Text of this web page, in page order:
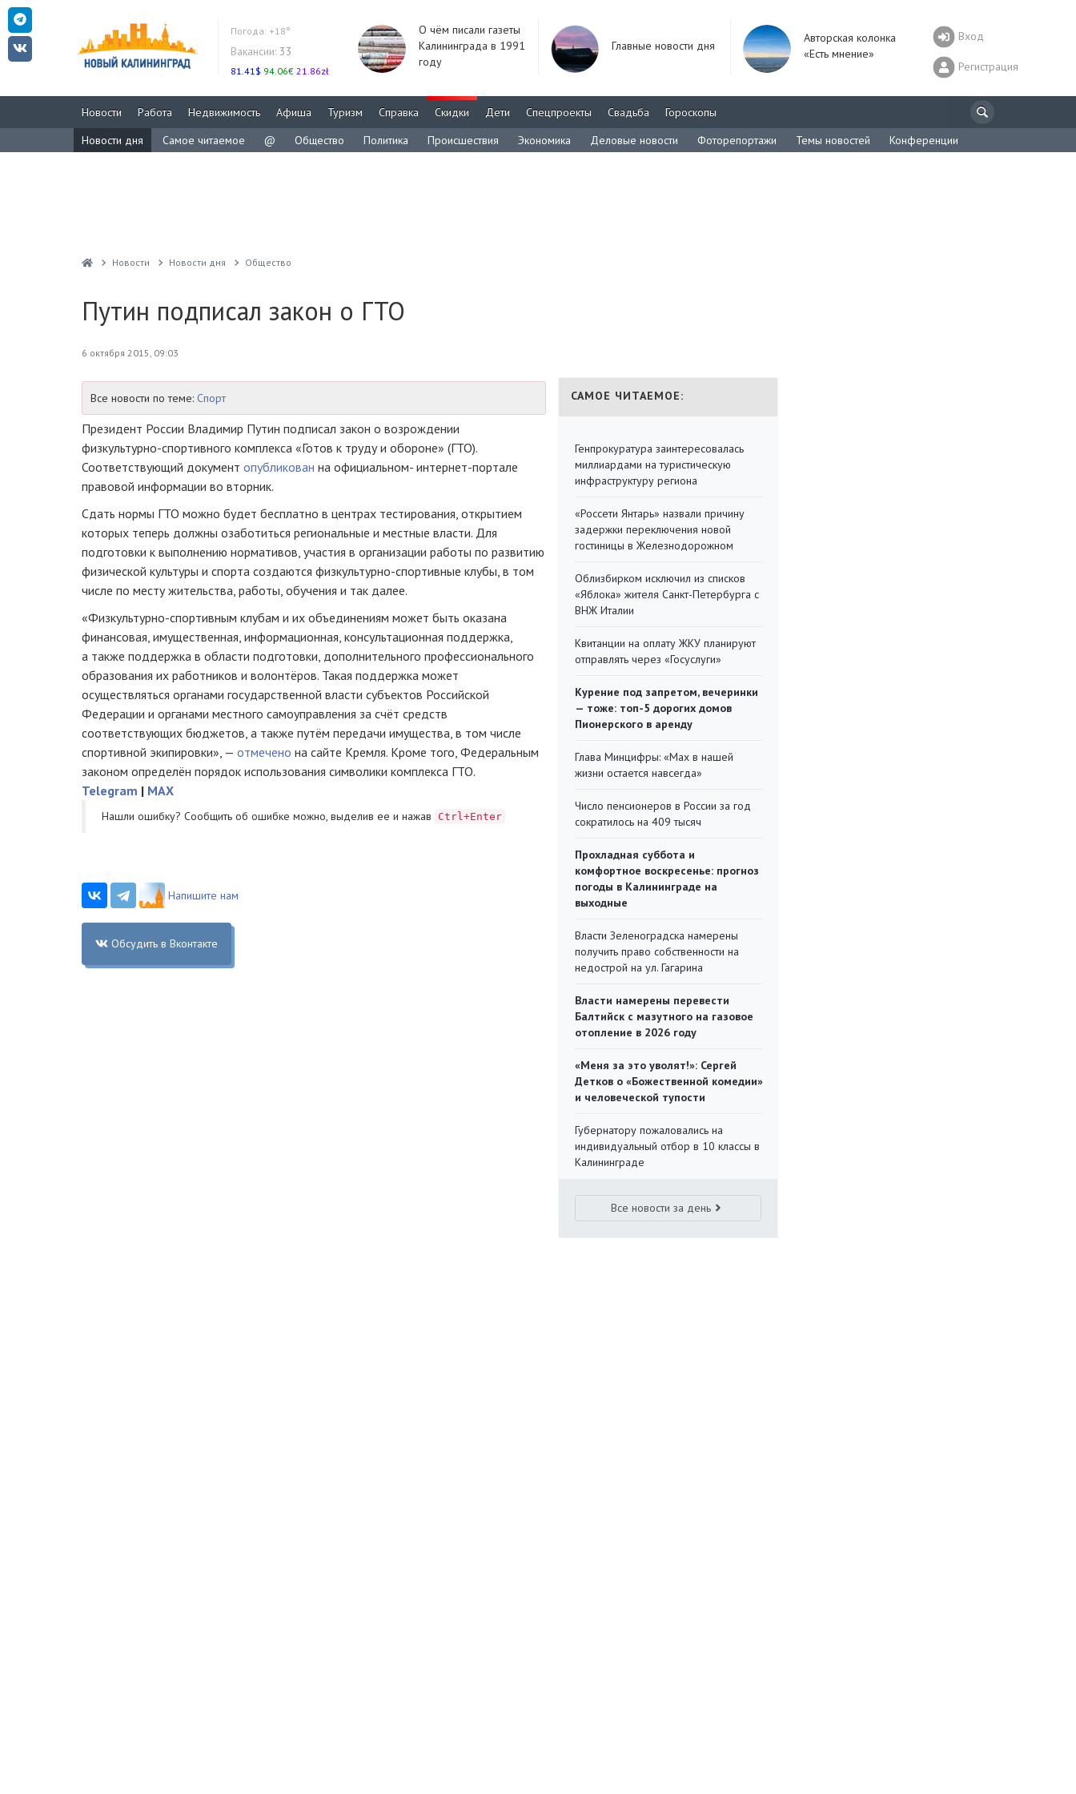
Погода: +18°
Вакансии: 33
81.41$ 94.06€ 21.86zł
О чём писали газеты
Калининграда в 1991
году
Главные новости дня
Авторская колонка
«Есть мнение»
Вход
Регистрация
Новости Работа Недвижимость Афиша Туризм Справка Скидки Дети Спецпроекты Свадьба
Гороскопы
Новости дня
Самое читаемое @ Общество Политика Происшествия Экономика Деловые новости Фоторепортажи Темы новостей Конференции
Новости Новости дня Общество
Путин подписал закон о ГТО
6 октября 2015, 09:03
Все новости по теме: Спорт
Президент России Владимир Путин подписал закон о возрождении
физкультурно-спортивного комплекса «Готов к труду и обороне» (ГТО).
Соответствующий документ опубликован на официальном- интернет-портале
правовой информации во вторник.
Сдать нормы ГТО можно будет бесплатно в центрах тестирования, открытием
которых теперь должны озаботиться региональные и местные власти. Для
подготовки к выполнению нормативов, участия в организации работы по развитию
физической культуры и спорта создаются физкультурно-спортивные клубы, в том
числе по месту жительства, работы, обучения и так далее.
«Физкультурно-спортивным клубам и их объединениям может быть оказана
финансовая, имущественная, информационная, консультационная поддержка,
а также поддержка в области подготовки, дополнительного профессионального
образования их работников и волонтёров. Такая поддержка может
осуществляться органами государственной власти субъектов Российской
Федерации и органами местного самоуправления за счёт средств
соответствующих бюджетов, а также путём передачи имущества, в том числе
спортивной экипировки», — отмечено на сайте Кремля. Кроме того, Федеральным
законом определён порядок использования символики комплекса ГТО.
Telegram | MAX
Нашли ошибку? Cообщить об ошибке можно, выделив ее и нажав Ctrl+Enter
Напишите нам
Обсудить в Вконтакте
САМОЕ ЧИТАЕМОЕ:
Генпрокуратура заинтересовалась
миллиардами на туристическую
инфраструктуру региона
«Россети Янтарь» назвали причину
задержки переключения новой
гостиницы в Железнодорожном
Облизбирком исключил из списков
«Яблока» жителя Санкт-Петербурга с
ВНЖ Италии
Квитанции на оплату ЖКУ планируют
отправлять через «Госуслуги»
Курение под запретом, вечеринки
— тоже: топ-5 дорогих домов
Пионерского в аренду
Глава Минцифры: «Мах в нашей
жизни остается навсегда»
Число пенсионеров в России за год
сократилось на 409 тысяч
Прохладная суббота и
комфортное воскресенье: прогноз
погоды в Калининграде на
выходные
Власти Зеленоградска намерены
получить право собственности на
недострой на ул. Гагарина
Власти намерены перевести
Балтийск с мазутного на газовое
отопление в 2026 году
«Меня за это уволят!»: Сергей
Детков о «Божественной комедии»
и человеческой тупости
Губернатору пожаловались на
индивидуальный отбор в 10 классы в
Калининграде
Все новости за день